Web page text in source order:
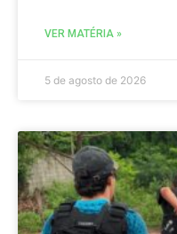
VER MATÉRIA »
5 de agosto de 2026